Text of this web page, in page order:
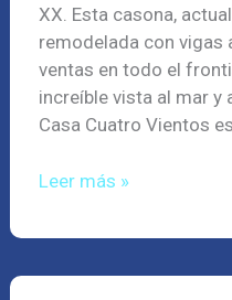
XX. Esta casona,
remodelada con vigas
ventas en todo el
increíble vista al mar y
Casa Cuatro Vientos
Leer más »